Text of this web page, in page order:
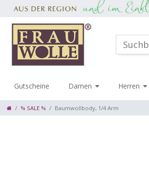
Gutscheine Damen Herren
% SALE % Baumwollbody, 1/4 Arm